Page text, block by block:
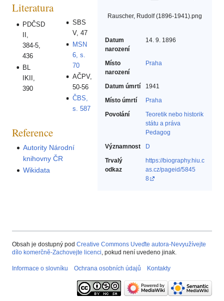
Rauscher, Rudolf (1896-1941).png
Datum
narození
14. 9. 1896
Místo
narození
Praha
Datum úmrtí
1941
Místo úmrtí
Praha
Povolání
Teoretik nebo historik
státu a práva‎
Pedagog‎
Významnost
D
Trvalý
odkaz
https://biography.hiu.c
as.cz/pageid/5845
8
Literatura
PDČSD
II,
384-5,
436
BL
IKII,
390
SBS
V, 47
MSN
6, s.
70
AČPV,
50-56
ČBS,
s. 587
Reference
Autority Národní
knihovny ČR
Wikidata
Obsah je dostupný pod Creative Commons Uveďte autora-Nevyužívejte
dílo komerčně-Zachovejte licenci, pokud není uvedeno jinak.
Informace o slovníku Ochrana osobních údajů Kontakty